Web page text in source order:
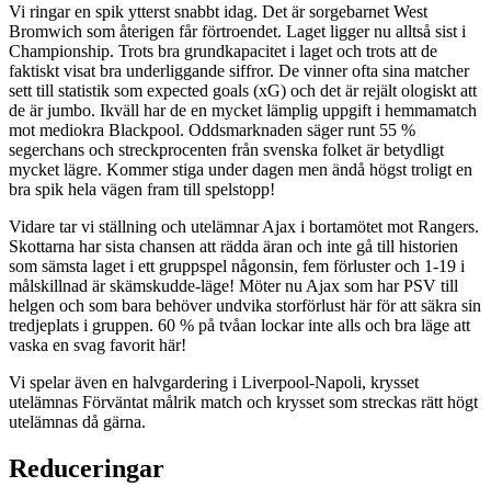
Vi ringar en spik ytterst snabbt idag. Det är sorgebarnet West
Bromwich som återigen får förtroendet. Laget ligger nu alltså sist i
Championship. Trots bra grundkapacitet i laget och trots att de
faktiskt visat bra underliggande siffror. De vinner ofta sina matcher
sett till statistik som expected goals (xG) och det är rejält ologiskt att
de är jumbo. Ikväll har de en mycket lämplig uppgift i hemmamatch
mot mediokra Blackpool. Oddsmarknaden säger runt 55 %
segerchans och streckprocenten från svenska folket är betydligt
mycket lägre. Kommer stiga under dagen men ändå högst troligt en
bra spik hela vägen fram till spelstopp!
Vidare tar vi ställning och utelämnar Ajax i bortamötet mot Rangers.
Skottarna har sista chansen att rädda äran och inte gå till historien
som sämsta laget i ett gruppspel någonsin, fem förluster och 1-19 i
målskillnad är skämskudde-läge! Möter nu Ajax som har PSV till
helgen och som bara behöver undvika storförlust här för att säkra sin
tredjeplats i gruppen. 60 % på tvåan lockar inte alls och bra läge att
vaska en svag favorit här!
Vi spelar även en halvgardering i Liverpool-Napoli, krysset
utelämnas Förväntat målrik match och krysset som streckas rätt högt
utelämnas då gärna.
Reduceringar